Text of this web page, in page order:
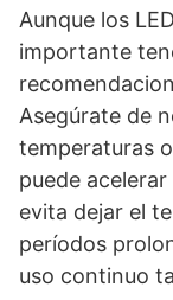
Aunque los
importante
Asegúrate de
temperaturas
puede
evita dejar el
períodos
uso continuo